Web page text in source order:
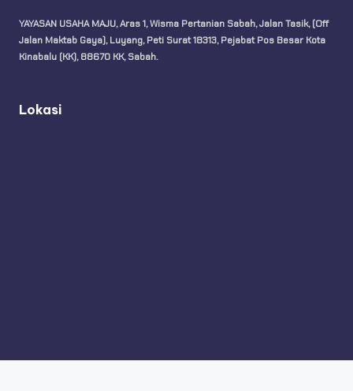
YAYASAN USAHA MAJU, Aras 1, Wisma Pertanian Sabah, Jalan Tasik, (Off
Jalan Maktab Gaya), Luyang, Peti Surat 18313, Pejabat Pos Besar Kota
Kinabalu (KK), 88670 KK, Sabah.
Lokasi